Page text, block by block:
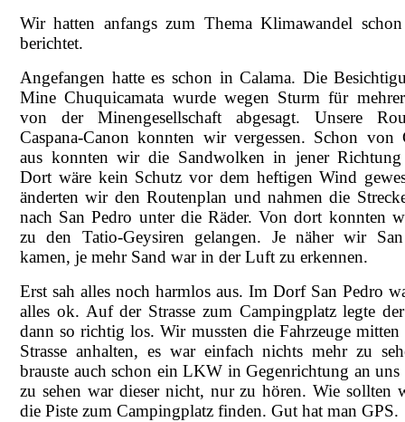
Wir hatten anfangs zum Thema Klimawandel
berichtet.
Angefangen hatte es schon in Calama. Die
Mine Chuquicamata wurde wegen Sturm für
von der Minengesellschaft abgesagt. Unsere
Caspana-Canon konnten wir vergessen. Schon von
aus konnten wir die Sandwolken in jener Richtung
Dort wäre kein Schutz vor dem heftigen Wind
änderten wir den Routenplan und nahmen die
nach San Pedro unter die Räder. Von dort konnten
zu den Tatio-Geysiren gelangen. Je näher wir
kamen, je mehr Sand war in der Luft zu erkennen.
Erst sah alles noch harmlos aus. Im Dorf San Pedro
alles ok. Auf der Strasse zum Campingplatz legte
dann so richtig los. Wir mussten die Fahrzeuge mitten
Strasse anhalten, es war einfach nichts mehr zu
brauste auch schon ein LKW in Gegenrichtung an
zu sehen war dieser nicht, nur zu hören. Wie sollten
die Piste zum Campingplatz finden. Gut hat man GPS.